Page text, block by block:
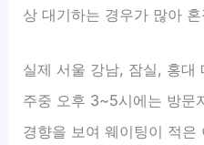
상 대기하는 경우가 많아
실제 서울 강남, 잠실, 홍대
주중 오후 3~5시에는 방문
경향을 보여 웨이팅이 적